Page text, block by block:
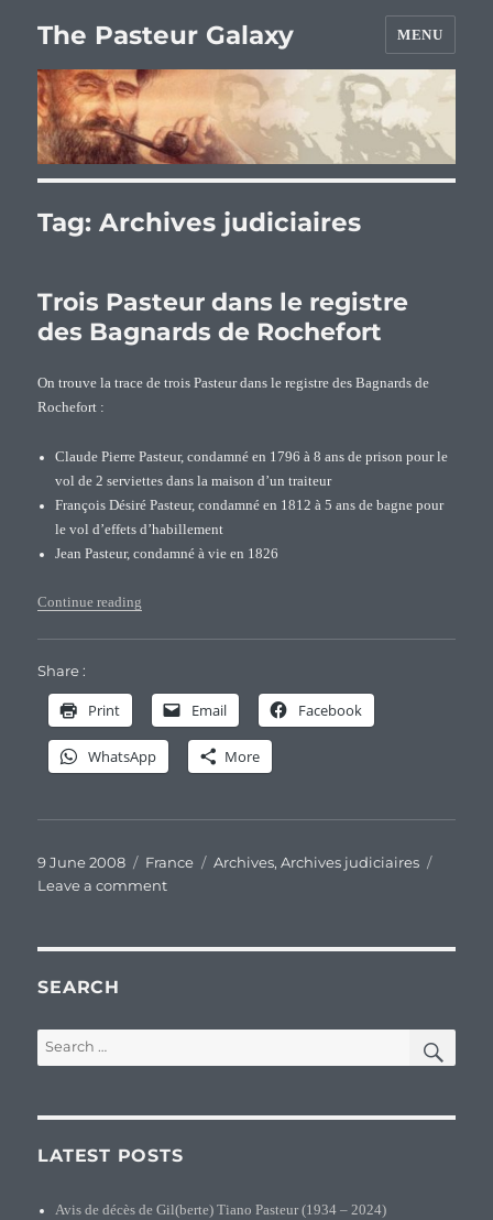
The Pasteur Galaxy MENU
Tag:Archives judiciaires
Trois Pasteur dans le registre
des Bagnards de Rochefort
On trouve la trace de trois Pasteur dans le registre des Bagnards de
Rochefort :
Claude Pierre Pasteur, condamné en 1796 à 8 ans de prison pour le
vol de 2 serviettes dans la maison d’un traiteur
François Désiré Pasteur, condamné en 1812 à 5 ans de bagne pour
le vol d’effets d’habillement
Jean Pasteur, condamné à vie en 1826
Continue reading
Share :
Print Email Facebook
WhatsApp More
Posted
on
9 June 2008 Categories
France Tags
Archives,Archives judiciaires
Leave a commenton
dans
de
SEARCH
Search
for:
LATEST POSTS
Avis de décès de Gil(berte) Tiano Pasteur (1934 – 2024)